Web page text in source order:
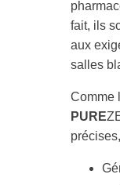
fait, ils
aux
salles
Comme
PURE